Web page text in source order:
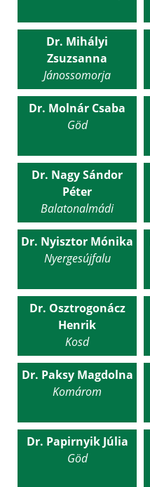
Dr. Mihályi
Zsuzsanna
Jánossomorja
Dr. Molnár Csaba
Göd
Dr. Nagy Sándor
Péter
Balatonalmádi
Dr. Nyisztor Mónika
Nyergesújfalu
Dr. Osztrogonácz
Henrik
Kosd
Dr. Paksy Magdolna
Komárom
Dr. Papirnyik Júlia
Göd